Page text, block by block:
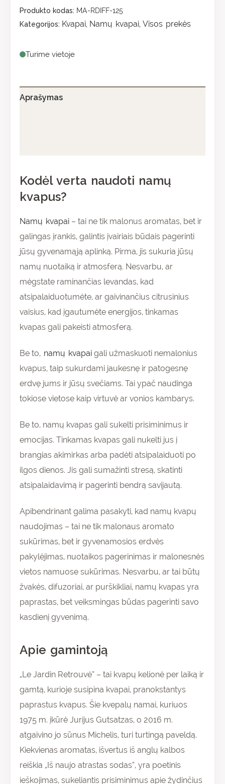
Produkto kodas: MA-RDIFF-125
Kategorijos: Kvapai, Namų kvapai, Visos prekės
Turime vietoje
Aprašymas
Kodėl verta naudoti namų
kvapus?
Namų kvapai – tai ne tik malonus aromatas, bet ir
galingas įrankis, galintis įvairiais būdais pagerinti
jūsų gyvenamąją aplinką. Pirma, jis sukuria jūsų
namų nuotaiką ir atmosferą. Nesvarbu, ar
mėgstate raminančias levandas, kad
atsipalaiduotumėte, ar gaivinančius citrusinius
vaisius, kad įgautumėte energijos, tinkamas
kvapas gali pakeisti atmosferą.
Be to, namų kvapai gali užmaskuoti nemalonius
kvapus, taip sukurdami jaukesnę ir patogesnę
erdvę jums ir jūsų svečiams. Tai ypač naudinga
tokiose vietose kaip virtuvė ar vonios kambarys.
Be to, namų kvapas gali sukelti prisiminimus ir
emocijas. Tinkamas kvapas gali nukelti jus į
brangias akimirkas arba padėti atsipalaiduoti po
ilgos dienos. Jis gali sumažinti stresą, skatinti
atsipalaidavimą ir pagerinti bendrą savijautą.
Apibendrinant galima pasakyti, kad namų kvapų
naudojimas – tai ne tik malonaus aromato
sukūrimas, bet ir gyvenamosios erdvės
pakylėjimas, nuotaikos pagerinimas ir malonesnės
vietos namuose sukūrimas. Nesvarbu, ar tai būtų
žvakės, difuzoriai, ar purškikliai, namų kvapas yra
paprastas, bet veiksmingas būdas pagerinti savo
kasdienį gyvenimą.
Apie gamintoją
„Le Jardin Retrouvé” – tai kvapų kelionė per laiką ir
gamtą, kurioje susipina kvapai, pranokstantys
paprastus kvapus. Šie kvepalų namai, kuriuos
1975 m. įkūrė Jurijus Gutsatzas, o 2016 m.
atgaivino jo sūnus Michelis, turi turtingą paveldą.
Kiekvienas aromatas, išvertus iš anglų kalbos
reiškia „Iš naujo atrastas sodas”, yra poetinis
ieškojimas, sukeliantis prisiminimus apie žydinčius